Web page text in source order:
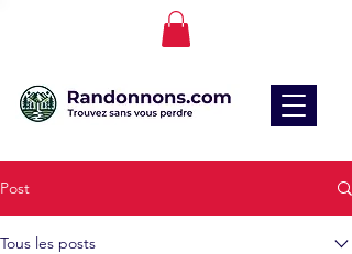
Post
Tous les posts